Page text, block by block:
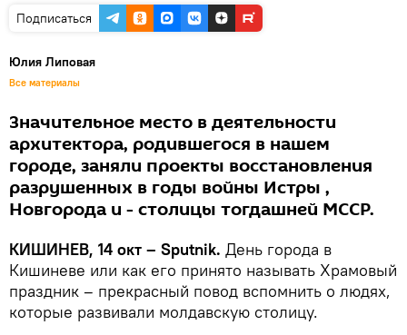
Подписаться
Юлия Липовая
Все материалы
Значительное место в деятельности
архитектора, родившегося в нашем
городе, заняли проекты восстановления
разрушенных в годы войны Истры ,
Новгорода и - столицы тогдашней МССР.
КИШИНЕВ, 14 окт – Sputnik. День города в
Кишиневе или как его принято называть Храмовый
праздник – прекрасный повод вспомнить о людях,
которые развивали молдавскую столицу.